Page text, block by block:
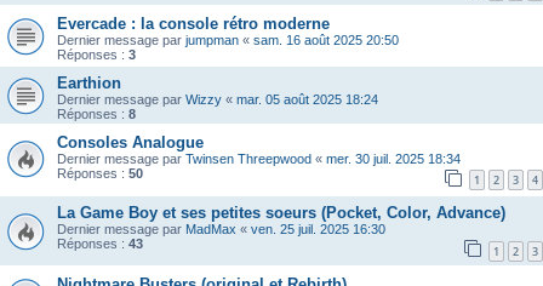
Evercade : la console rétro moderne
Dernier message par jumpman « sam. 16 août 2025 20:50
Réponses : 3
Earthion
Dernier message par Wizzy « mar. 05 août 2025 18:24
Réponses : 8
Consoles Analogue
Dernier message par Twinsen Threepwood « mer. 30 juil. 2025 18:34
Réponses : 50 1 2 3 4
La Game Boy et ses petites soeurs (Pocket, Color, Advance)
Dernier message par MadMax « ven. 25 juil. 2025 16:30
Réponses : 43 1 2 3